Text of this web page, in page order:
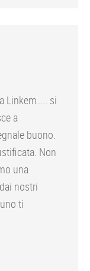
Linkem….. si
a
buono.
Non
una
nostri
ti